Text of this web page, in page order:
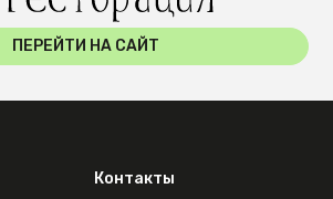
ПЕРЕЙТИ НА САЙТ
Контакты